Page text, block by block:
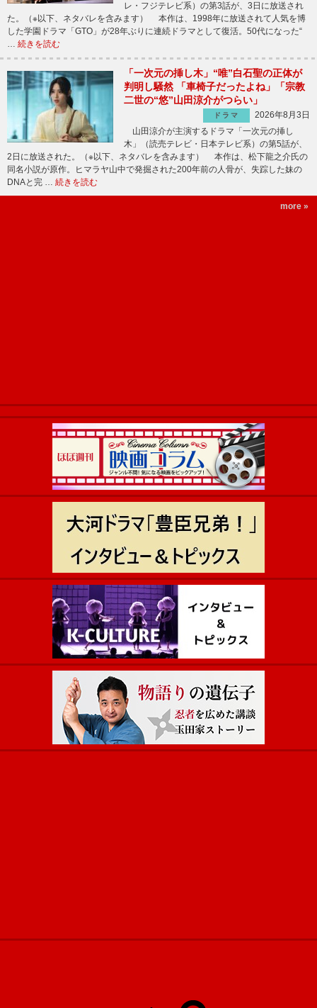
レ・フジテレビ系）の第3話が、3日に放送され
た。（※以下、ネタバレを含みます） 本作は、1998年に放送されて人気を博
した学園ドラマ「GTO」が28年ぶりに連続ドラマとして復活。50代になった“
続きを読む
「一次元の挿し木」“唯”白石聖の正体が
判明し騒然 「車椅子だったよね」「宗教
二世の“悠”山田涼介がつらい」
ドラマ
2026年8月3日
山田涼介が主演するドラマ「一次元の挿し
木」（読売テレビ・日本テレビ系）の第5話が、
2日に放送された。（※以下、ネタバレを含みます） 本作は、松下龍之介氏の
同名小説が原作。ヒマラヤ山中で発掘された200年前の人骨が、失踪した妹の
DNAと完 … 続きを読む
more »